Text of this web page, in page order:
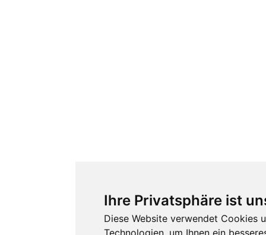
Ihre Privatsphäre ist
Diese Website verwendet Cookies
Technologien, um Ihnen ein